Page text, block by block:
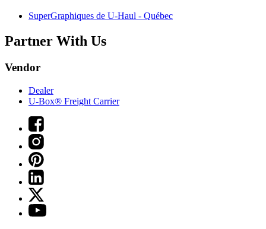
SuperGraphiques de U-Haul - Québec
Partner With Us
Vendor
Dealer
U-Box® Freight Carrier